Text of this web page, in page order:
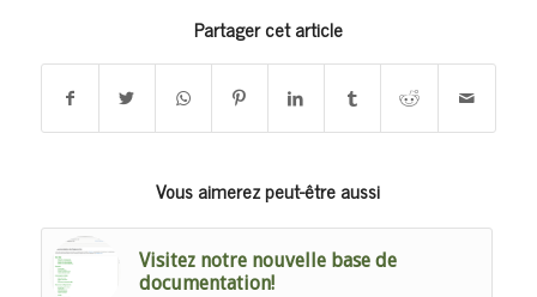
Partager cet article
Vous aimerez peut-être aussi
Visitez notre nouvelle base de
documentation!